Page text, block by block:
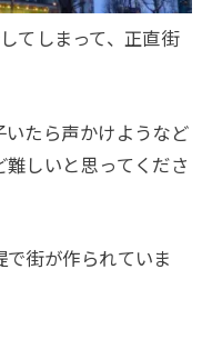
てしまって、正直街
たら声かけようなど
しいと思ってくださ
街が作られていま